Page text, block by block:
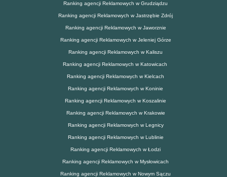
Ranking agencji Reklamowych w Grudziądzu
Ranking agencji Reklamowych w Jastrzębie Zdrój
Ranking agencji Reklamowych w Jaworznie
Ranking agencji Reklamowych w Jeleniej Górze
Ranking agencji Reklamowych w Kaliszu
Ranking agencji Reklamowych w Katowicach
Ranking agencji Reklamowych w Kielcach
Ranking agencji Reklamowych w Koninie
Ranking agencji Reklamowych w Koszalinie
Ranking agencji Reklamowych w Krakowie
Ranking agencji Reklamowych w Legnicy
Ranking agencji Reklamowych w Lublinie
Ranking agencji Reklamowych w Łodzi
Ranking agencji Reklamowych w Mysłowicach
Ranking agencji Reklamowych w Nowym Sączu